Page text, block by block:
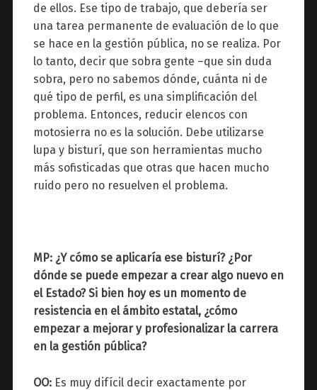
de ellos. Ese tipo de trabajo, que debería ser
una tarea permanente de evaluación de lo que
se hace en la gestión pública, no se realiza. Por
lo tanto, decir que sobra gente –que sin duda
sobra, pero no sabemos dónde, cuánta ni de
qué tipo de perfil, es una simplificación del
problema. Entonces, reducir elencos con
motosierra no es la solución. Debe utilizarse
lupa y bisturí, que son herramientas mucho
más sofisticadas que otras que hacen mucho
ruido pero no resuelven el problema.
MP: ¿Y cómo se aplicaría ese bisturí? ¿Por
dónde se puede empezar a crear algo nuevo en
el Estado? Si bien hoy es un momento de
resistencia en el ámbito estatal, ¿cómo
empezar a mejorar y profesionalizar la carrera
en la gestión pública?
OO:Es muy difícil decir exactamente por